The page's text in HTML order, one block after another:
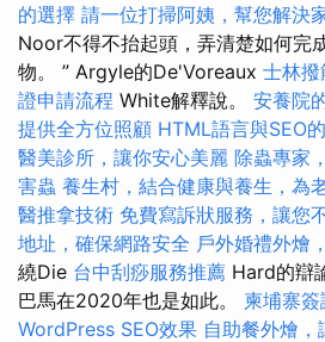
的選擇 請一位打掃阿姨，幫您解決
Noor不得不抬起頭，弄清楚如何完
物。 ” Argyle的De'Voreaux 士林
證申請流程 White解釋說。 安養院
提供全方位照顧 HTML語言與SEO
醫美診所，讓你安心美麗 除蟲專家
害蟲 養生村，結合健康與養生，為
醫推拿技術 免費寫訴狀服務，讓您
地址，確保網路安全 戶外婚禮外燴
繞Die 台中刮痧服務推薦 Hard的辯
巴馬在2020年也是如此。 柬埔寨
WordPress SEO效果 自助餐外燴